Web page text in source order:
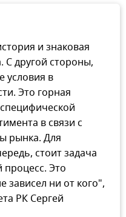
и знаковая
С другой стороны,
условия в
Это горная
в связи с
рынка. Для
стоит задача
процесс. Это
зависел ни от кого",
РК Сергей